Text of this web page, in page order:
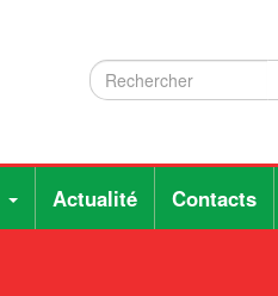
Rechercher
Rechercher
Actualité Contacts